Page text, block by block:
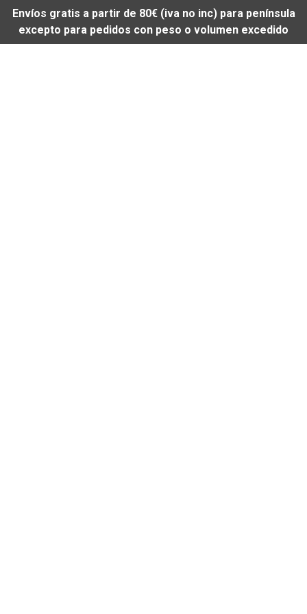
Envíos gratis a partir de 80€ (iva no inc) para península
excepto para pedidos con peso o volumen excedido